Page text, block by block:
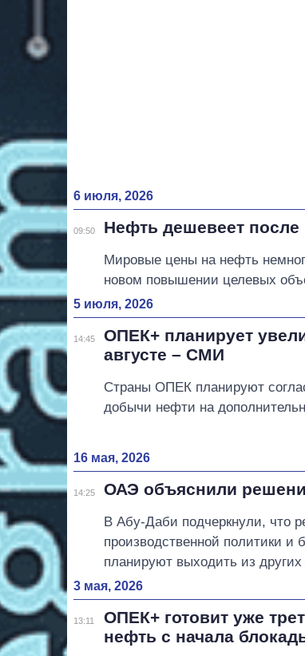
6 июля, 2026
09:50 Нефть дешевеет
Мировые цены на нефть
новом повышении целевых
5 июля, 2026
14:45
ОПЕК+ планирует
августе – СМИ
Страны ОПЕК планируют
добычи нефти на
16 мая, 2026
14:25 ОАЭ объяснили
В Абу-Даби подчеркнули, что
производственной политики
планируют выходить из
3 мая, 2026
13:11
ОПЕК+ готовит уже
нефть с начала